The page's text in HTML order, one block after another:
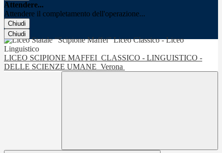
Attendere...
Attendere il completamento dell'operazione...
Chiudi
Chiudi
LICEO SCIPIONE MAFFEI CLASSICO - LINGUISTICO -
DELLE SCIENZE UMANE Verona